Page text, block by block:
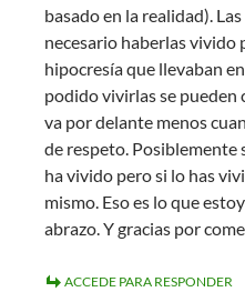
basado en la realidad).
necesario haberlas vivido
hipocresía que llevaban
podido vivirlas se pueden
va por delante menos
de respeto. Posiblemente
ha vivido pero si lo has
mismo. Eso es lo que
abrazo. Y gracias por
ACCEDE PARA RESPONDER